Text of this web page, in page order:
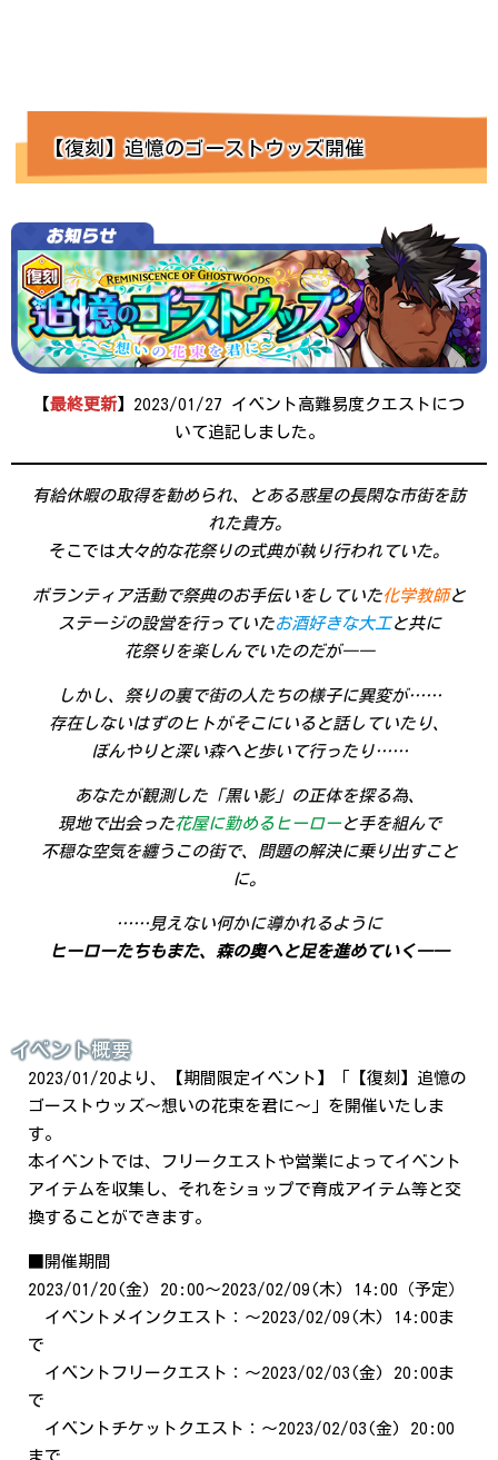
【復刻】追憶のゴーストウッズ開催
【最終更新】2023/01/27 イベント高難易度クエストにつ
いて追記しました。
有給休暇の取得を勧められ、とある惑星の長閑な市街を訪
れた貴方。
そこでは 大々的な花祭りの式典が執り行われていた。
ボランティア活動で祭典のお手伝いをしていた化学教師と
ステージの設営を行っていたお酒好きな大工と共に
花祭りを楽しんでいたのだが――
しかし、祭りの裏で街の人たちの様子に異変が……
存在しないはずのヒトがそこにいると話していたり、
ぼんやりと深い森へと歩いて行ったり……
あなたが観測した「黒い影」の正体を探る為、
現地で出会った花屋に勤めるヒーローと手を組んで
不穏な空気を纏うこの街で、問題の解決に乗り出すこと
に。
……見えない何かに導かれるように
ヒーローたちもまた、森の奥へと足を進めていく――
イベント概要
2023/01 /20より、【期間限定イベント】「【復刻】追憶の
ゴーストウッズ～想いの花束を君に～」を開催いたしま
す。
本イベントでは、フリークエストや営業によってイベント
アイテムを収集し、それをショップで育成アイテム等と交
換することができます。
■開催期間
2023/01/20(金) 20:00～2023/02/09(木) 14:00（予定）
イベントメインクエスト：～2023/02/09(木) 14:00ま
で
イベントフリークエスト：～2023/02/03(金) 20:00ま
で
イベントチケットクエスト：～2023/02/03(金) 20:00
まで